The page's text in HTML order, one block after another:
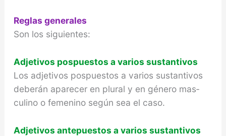
Reglas generales
Son los siguientes:
Adjetivos pospuestos a varios sustantivos
Los adjetivos pospuestos a varios sustantivos
deberán aparecer en plural y en género mas­
culino o femenino según sea el caso.
Adjetivos antepuestos a varios sustantivos